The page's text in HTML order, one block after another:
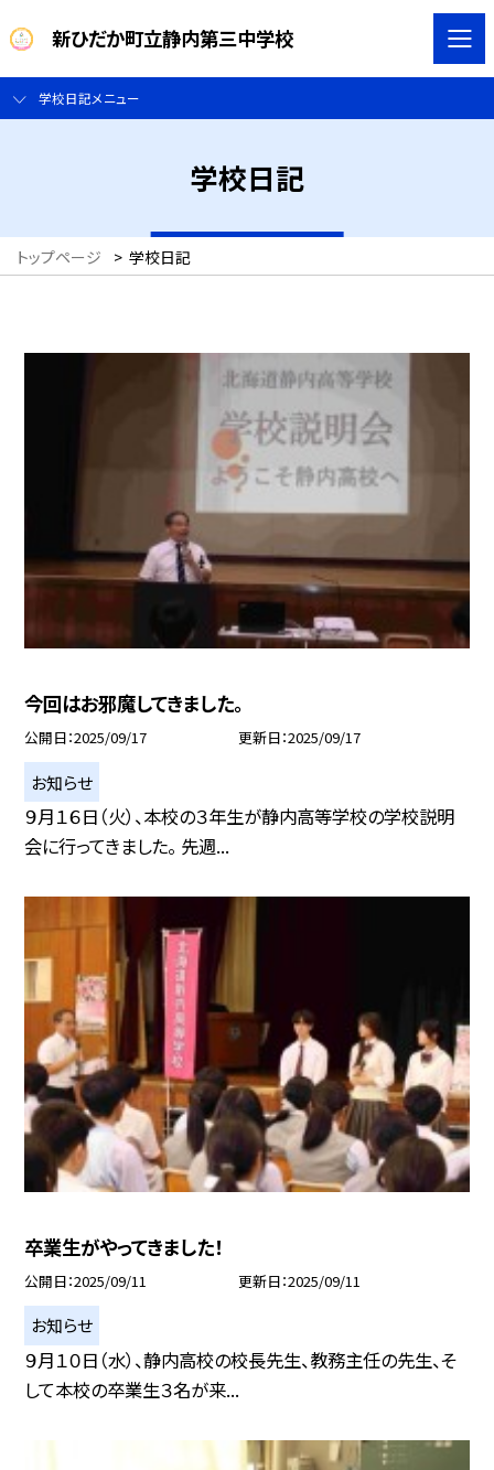
新ひだか町立静内第三中学校
学校日記メニュー
学校日記
トップページ > 学校日記
今回はお邪魔してきました。
公開日 2025/09/17 更新日 2025/09/17
お知らせ
９月１６日（火）、本校の３年生が静内高等学校の学校説明
会に行ってきました。 先週...
卒業生がやってきました！
公開日 2025/09/11 更新日 2025/09/11
お知らせ
９月１０日（水）、静内高校の校長先生、教務主任の先生、そ
して本校の卒業生３名が来...